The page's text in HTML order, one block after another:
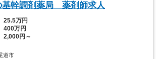
基幹調剤薬局 薬剤師求人
25.5万円
400万円
2,000円～
道市